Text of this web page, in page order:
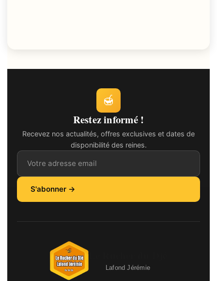
🍯
Restez informé !
Recevez nos actualités, offres exclusives et dates de
disponibilité des reines.
Adresse email
S'abonner →
Le Rucher du Djé
Lafond Jérémie